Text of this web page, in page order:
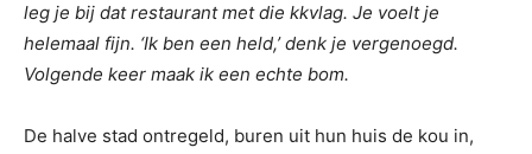
leg je bij dat restaurant met die kkvlag. Je voelt je
helemaal fijn. ‘Ik ben een held,’ denk je vergenoegd.
Volgende keer maak ik een echte bom.
De halve stad ontregeld, buren uit hun huis de kou in,